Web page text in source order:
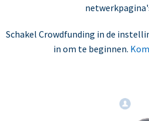
Schakel Crowdfunding in de
in om te beginnen.